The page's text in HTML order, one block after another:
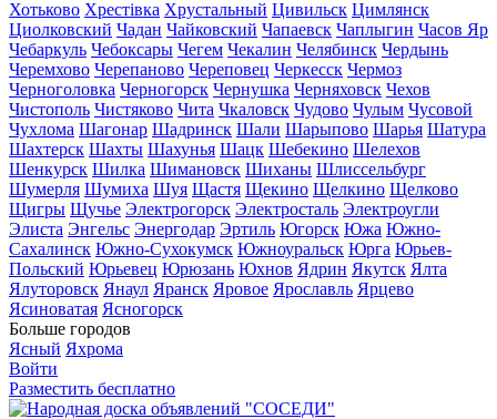
Хотьково Хрестівка Хрустальный Цивильск Цимлянск
Циолковский Чадан Чайковский Чапаевск Чаплыгин Часов Яр
Чебаркуль Чебоксары Чегем Чекалин Челябинск Чердынь
Черемхово Черепаново Череповец Черкесск Чермоз
Черноголовка Черногорск Чернушка Черняховск Чехов
Чистополь Чистяково Чита Чкаловск Чудово Чулым Чусовой
Чухлома Шагонар Шадринск Шали Шарыпово Шарья Шатура
Шахтерск Шахты Шахунья Шацк Шебекино Шелехов
Шенкурск Шилка Шимановск Шиханы Шлиссельбург
Шумерля Шумиха Шуя Щастя Щекино Щелкино Щелково
Щигры Щучье Электрогорск Электросталь Электроугли
Элиста Энгельс Энергодар Эртиль Югорск Южа Южно-
Сахалинск Южно-Сухокумск Южноуральск Юрга Юрьев-
Польский Юрьевец Юрюзань Юхнов Ядрин Якутск Ялта
Ялуторовск Янаул Яранск Яровое Ярославль Ярцево
Ясиноватая Ясногорск
Больше городов
Ясный Яхрома
Войти
Разместить бесплатно